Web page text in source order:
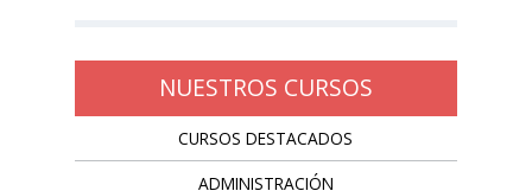
NUESTROS CURSOS
CURSOS DESTACADOS
ADMINISTRACIÓN